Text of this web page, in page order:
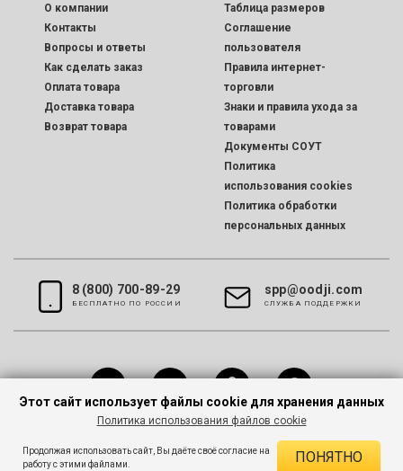
O компании
Контакты
Вопросы и ответы
Как сделать заказ
Оплата товара
Доставка товара
Возврат товара
Таблица размеров
Соглашение
пользователя
Правила интернет-
торговли
Знаки и правила ухода за
товарами
Документы СОУТ
Политика
использования cookies
Политика обработки
персональных данных
8 (800) 700-89-29
БЕСПЛАТНО ПО РОССИИ
spp@oodji.com
CЛУЖБА ПОДДЕРЖКИ
Этот сайт использует файлы cookie для хранения данных
Политика использования файлов cookie
Продолжая использовать сайт, Вы даёте своё согласие на
работу с этими файлами.
ПОНЯТНО